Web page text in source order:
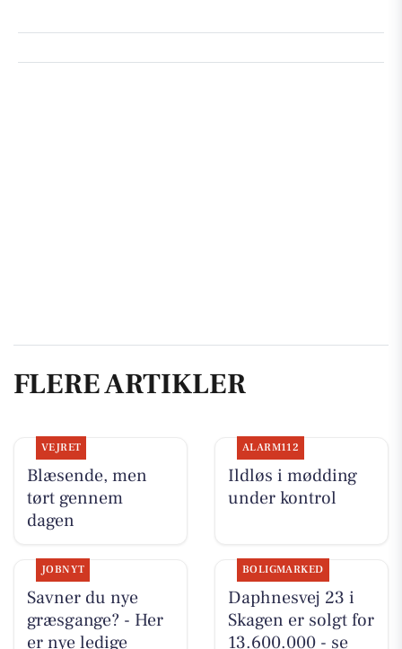
FLERE ARTIKLER
VEJRET
Blæsende, men
tørt gennem
dagen
ALARM112
Ildløs i mødding
under kontrol
JOBNYT
Savner du nye
græsgange? - Her
er nye ledige
BOLIGMARKED
Daphnesvej 23 i
Skagen er solgt for
13.600.000 - se